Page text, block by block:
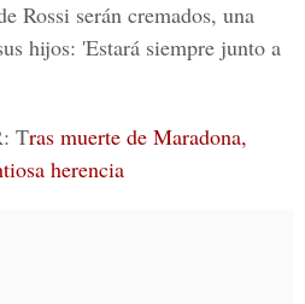
Rossi serán cremados, una
hijos: 'Estará siempre junto a
Tras muerte de Maradona,
herencia